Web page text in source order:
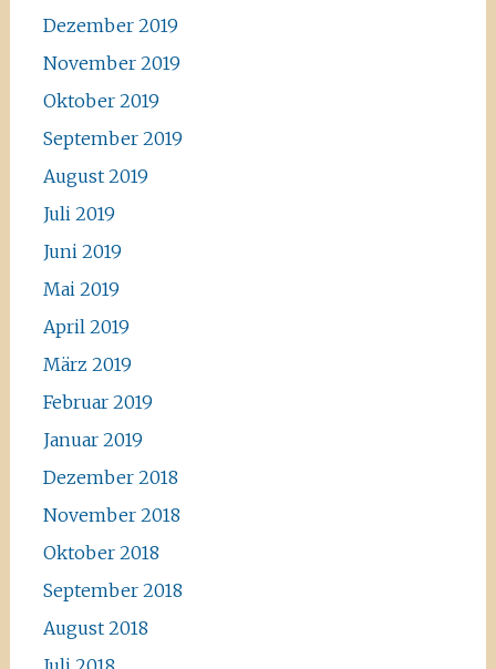
Dezember 2019
November 2019
Oktober 2019
September 2019
August 2019
Juli 2019
Juni 2019
Mai 2019
April 2019
März 2019
Februar 2019
Januar 2019
Dezember 2018
November 2018
Oktober 2018
September 2018
August 2018